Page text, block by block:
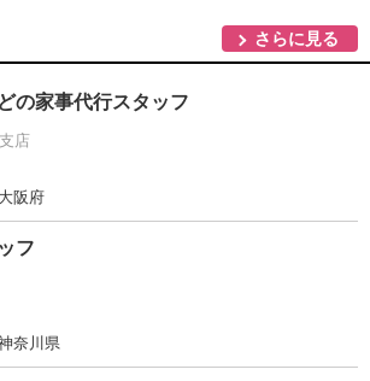
さらに見る
の家事代行スタッフ
店
阪府
フ
奈川県